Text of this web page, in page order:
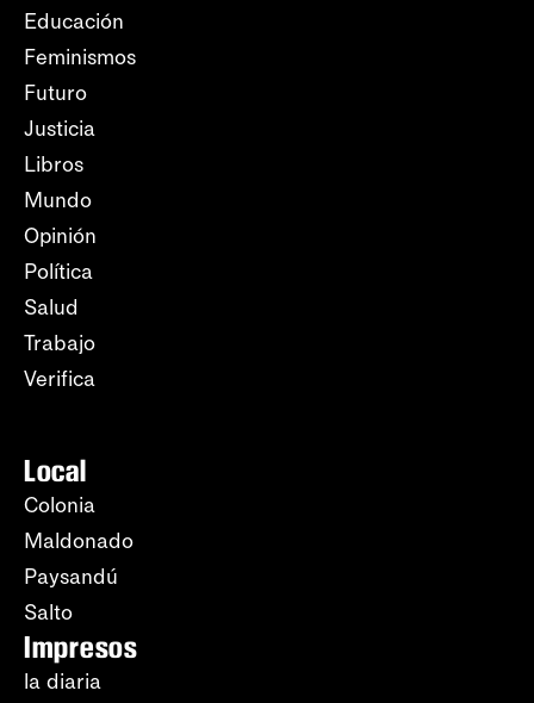
Educación
Feminismos
Futuro
Justicia
Libros
Mundo
Opinión
Política
Salud
Trabajo
Verifica
Local
Colonia
Maldonado
Paysandú
Salto
Impresos
la diaria